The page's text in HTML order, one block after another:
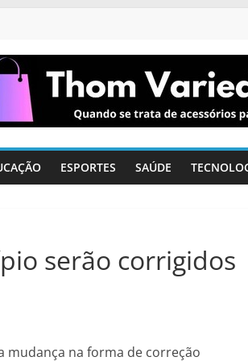
ESPORTES SAÚDE
serão corrigidos
mudança na forma de correção